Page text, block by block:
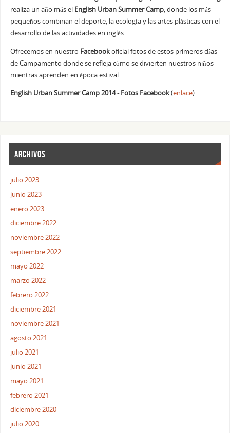
realiza un año más elEnglish Urban Summer Camp, donde los más
pequeños combinan el deporte, la ecología y las artes plásticas con el
desarrollo de las actividades en inglés.
Ofrecemos en nuestro Facebookoficial fotos de estos primeros días
de Campamento donde se refleja cómo se divierten nuestros niños
mientras aprenden en época estival.
English Urban Summer Camp 2014 - Fotos Facebook(enlace)
ARCHIVOS
julio 2023
junio 2023
enero 2023
diciembre 2022
noviembre 2022
septiembre 2022
mayo 2022
marzo 2022
febrero 2022
diciembre 2021
noviembre 2021
agosto 2021
julio 2021
junio 2021
mayo 2021
febrero 2021
diciembre 2020
julio 2020